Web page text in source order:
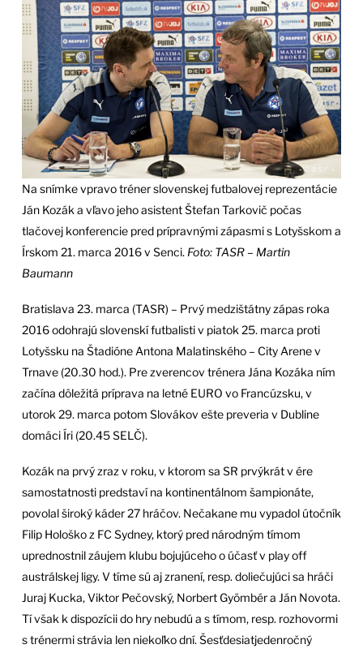
Na snímke vpravo tréner slovenskej futbalovej reprezentácie
Ján Kozák a vľavo jeho asistent Štefan Tarkovič počas
tlačovej konferencie pred prípravnými zápasmi s Lotyšskom a
Írskom 21. marca 2016 v Senci. Foto: TASR – Martin
Baumann
Bratislava 23. marca (TASR) – Prvý medzištátny zápas roka
2016 odohrajú slovenskí futbalisti v piatok 25. marca proti
Lotyšsku na Štadióne Antona Malatinského – City Arene v
Trnave (20.30 hod.). Pre zverencov trénera Jána Kozáka ním
začína dôležitá príprava na letné EURO vo Francúzsku, v
utorok 29. marca potom Slovákov ešte preveria v Dubline
domáci Íri (20.45 SELČ).
Kozák na prvý zraz v roku, v ktorom sa SR prvýkrát v ére
samostatnosti predstaví na kontinentálnom šampionáte,
povolal široký káder 27 hráčov. Nečakane mu vypadol útočník
Filip Hološko z FC Sydney, ktorý pred národným tímom
uprednostnil záujem klubu bojujúceho o účasť v play off
austrálskej ligy. V tíme sú aj zranení, resp. doliečujúci sa hráči
Juraj Kucka, Viktor Pečovský, Norbert Gyömbér a Ján Novota.
Tí však k dispozícii do hry nebudú a s tímom, resp. rozhovormi
s trénermi strávia len niekoľko dní. Šesťdesiatjedenročný